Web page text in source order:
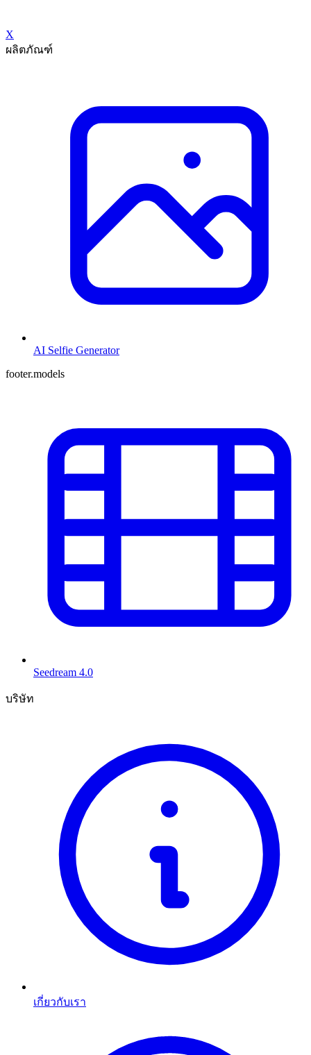
X
ผลิตภัณฑ์
AI Selfie Generator
footer.models
Seedream 4.0
บริษัท
เกี่ยวกับเรา